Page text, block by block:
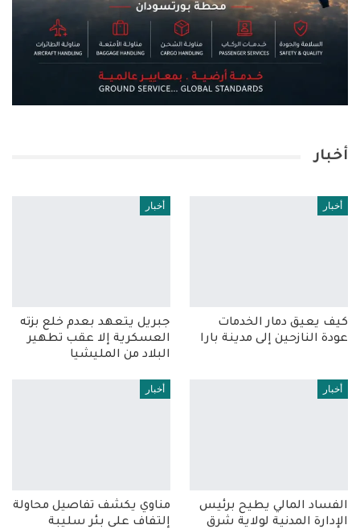
أخبار
أخبار
كيف يعيق دمار الخدمات
عودة النازحين إلى مدينة بارا
أخبار
جبريل يتعهد بعدم خلع بزته
العسكرية إلا عقب تطهير
البلاد من المليشيا
أخبار
الفساد المالي يطيح برئيس
الإدارة المدنية لولاية شرق
أخبار
مناوي يكشف تفاصيل محاولة
إلتفاف على بئر سليبة